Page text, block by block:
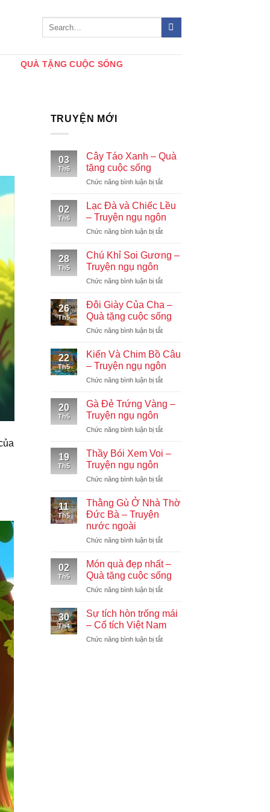
QUÀ TẶNG CUỘC SỐNG
TRUYỆN MỚI
03
Th6
Cây Táo Xanh – Quà
tặng cuộc sống
Chức năng bình luận bị tắtở
Táo
–
Quà
cuộc
02
Th6
Lạc Đà và Chiếc Lều
– Truyện ngụ ngôn
Chức năng bình luận bị tắtở
và
Lều
Truyện
ngụ
ngôn
28
Th5
Chú Khỉ Soi Gương –
Truyện ngụ ngôn
Chức năng bình luận bị tắtở
Gương
–
ngụ
ngôn
26
Th5
Đôi Giày Của Cha –
Quà tặng cuộc sống
Chức năng bình luận bị tắtở
Giày
Cha
–
tặng
22
Th5
Kiến Và Chim Bồ Câu
– Truyện ngụ ngôn
Chức năng bình luận bị tắtở
Chim
Câu
Truyện
20
Th5
Gà Đẻ Trứng Vàng –
Truyện ngụ ngôn
Chức năng bình luận bị tắtở
Đẻ
–
ngụ
19
Th5
Thầy Bói Xem Voi –
Truyện ngụ ngôn
Chức năng bình luận bị tắtở
Bói
Truyện
ngôn
11
Th5
Thằng Gù Ở Nhà Thờ
Đức Bà – Truyện
nước ngoài
Chức năng bình luận bị tắtở
Gù
Nhà
Thờ
Bà
–
nước
02
Th5
Món quà đẹp nhất –
Quà tặng cuộc sống
Chức năng bình luận bị tắtở
quà
nhất
–
30
Th4
Sự tích hòn trống mái
– Cổ tích Việt Nam
Chức năng bình luận bị tắtở